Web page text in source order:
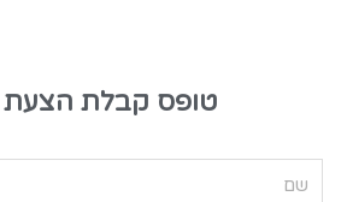
טופס קבלת הצעת